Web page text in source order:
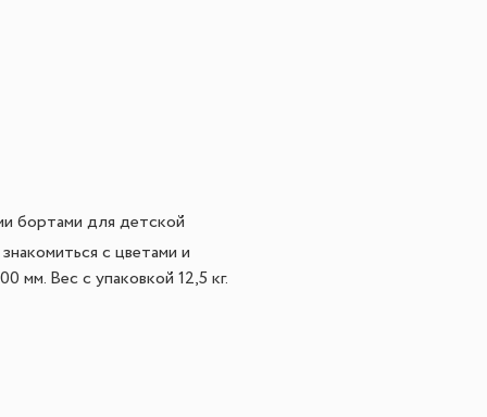
бортами для детской
с цветами и
мм. Вес с упаковкой 12,5 кг.